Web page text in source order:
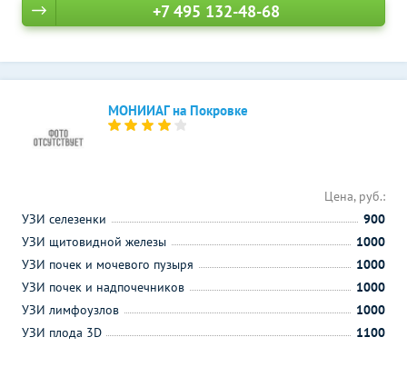
+7 495 132-48-68
МОНИИАГ на Покровке
Цена, руб.:
УЗИ селезенки
900
УЗИ щитовидной железы
1000
УЗИ почек и мочевого пузыря
1000
УЗИ почек и надпочечников
1000
УЗИ лимфоузлов
1000
УЗИ плода 3D
1100